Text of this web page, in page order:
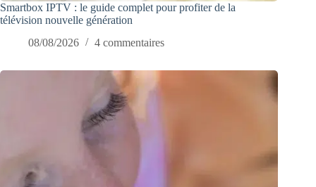
Smartbox IPTV : le guide complet pour profiter de la
télévision nouvelle génération
08/08/2026
4 commentaires